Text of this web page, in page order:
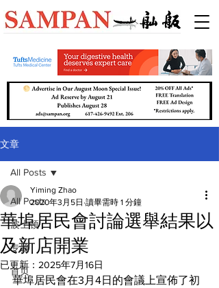
文章
All Posts
波士顿
专题
首页
All Posts
華埠居民會討論選舉結果以
及新店開業
Yiming Zhao
2020年3月5日 讀畢需時 1 分鐘
已更新： 2025年7月16日
華埠居民會在3月4日的會議上宣佈了初